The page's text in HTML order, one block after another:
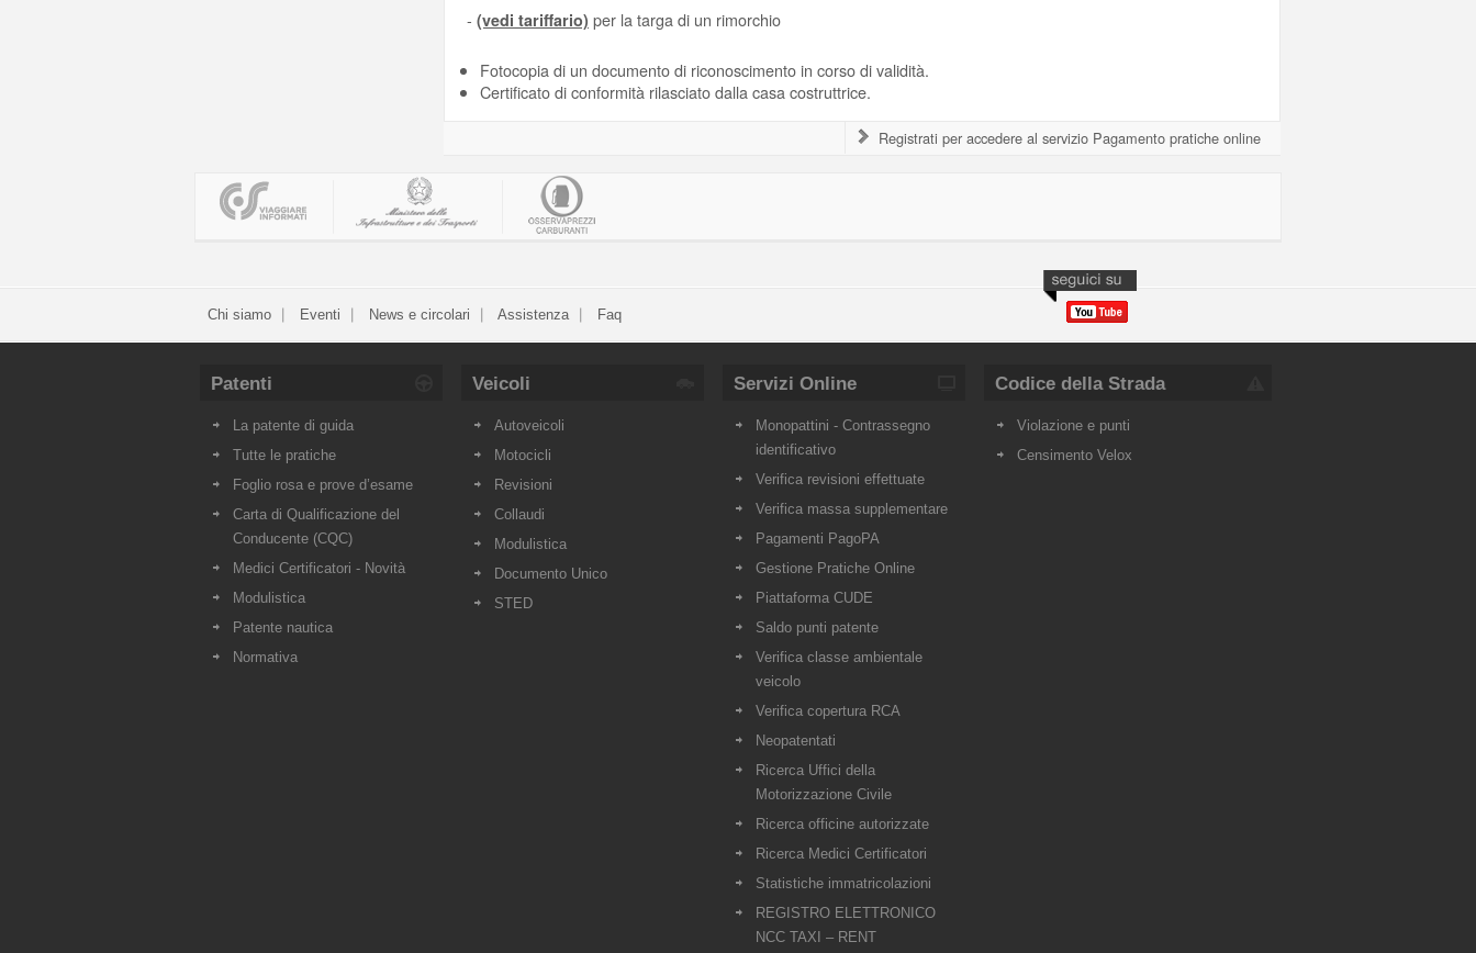
- (vedi tariffario) per la targa di un rimorchio
Fotocopia di un documento di riconoscimento in corso di validità.
Certificato di conformità rilasciato dalla casa costruttrice.
Registrati per accedere al servizio Pagamento pratiche online
Chi siamo Eventi News e circolari Assistenza Faq
Patenti
La patente di guida
Tutte le pratiche
Foglio rosa e prove d’esame
Carta di Qualificazione del
Conducente (CQC)
Medici Certificatori - Novità
Modulistica
Patente nautica
Normativa
Veicoli
Autoveicoli
Motocicli
Revisioni
Collaudi
Modulistica
Documento Unico
STED
Servizi Online
Monopattini - Contrassegno
identificativo
Verifica revisioni effettuate
Verifica massa supplementare
Pagamenti PagoPA
Gestione Pratiche Online
Piattaforma CUDE
Saldo punti patente
Verifica classe ambientale
veicolo
Verifica copertura RCA
Neopatentati
Ricerca Uffici della
Motorizzazione Civile
Ricerca officine autorizzate
Ricerca Medici Certificatori
Statistiche immatricolazioni
REGISTRO ELETTRONICO
NCC TAXI – RENT
Codice della Strada
Violazione e punti
Censimento Velox